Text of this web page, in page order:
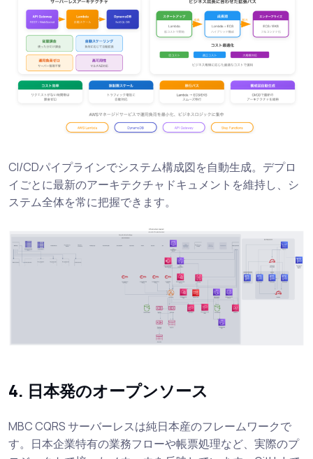
CI/CDパイプラインでシステム構成図を自動生成。デプロ
イごとに最新のアーキテクチャドキュメントを維持し、シ
ステム全体を常に把握できます。
4. 日本発のオープンソース
MBC CQRS サーバーレスは純日本産のフレームワークで
す。日本企業特有の業務フローや帳票処理など、実際のプ